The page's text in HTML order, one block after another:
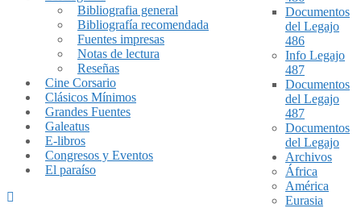
Bibliografia general
Bibliografía recomendada
Fuentes impresas
Notas de lectura
Reseñas
Cine Corsario
Clásicos Mínimos
Grandes Fuentes
Galeatus
E-libros
Congresos y Eventos
El paraíso
Documentos
del Legajo
486
Info Legajo
487
Documentos
del Legajo
487
Documentos
del Legajo
Archivos
África
América
Eurasia